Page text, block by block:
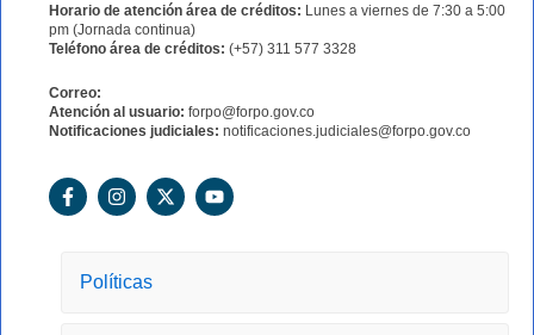
Horario de atención área de créditos: Lunes a viernes de 7:30 a 5:00
pm (Jornada continua)
Teléfono área de créditos: (+57) 311 577 3328
Correo:
Atención al usuario: forpo@forpo.gov.co
Notificaciones judiciales: notificaciones.judiciales@forpo.gov.co
F
a
I
n
g
X
-
Y
o
Políticas